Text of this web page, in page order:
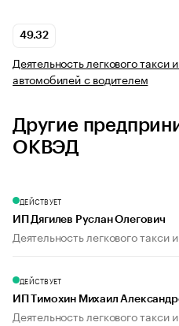
49.32
Деятельность легкового такси
автомобилей с водителем
Другие
ОКВЭД
ДЕЙСТВУЕТ
ИП Дягилев Руслан Олегович
Деятельность легкового такси
ДЕЙСТВУЕТ
ИП Тимохин Михаил
Деятельность легкового такси